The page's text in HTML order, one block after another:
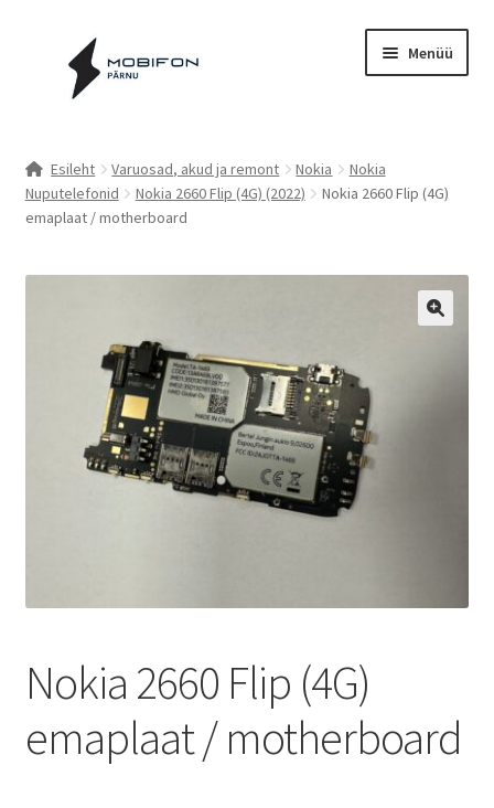
navigeerimisele
Menüü
Kassa
Müügitingimused
Privaatsuspoliitika
Küpsiste poliitika
Sooduspakkumised
Esileht Varuosad, akud ja remont Nokia
Nokia
Nuputelefonid
Nokia 2660 Flip (4G) (2022)
Nokia 2660 Flip (4G)
emaplaat / motherboard
Nokia 2660 Flip (4G)
emaplaat / motherboard